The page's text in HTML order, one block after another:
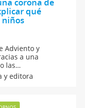
qué
niños
Adviento y
a una
las
cómo crear
valores como
y editora